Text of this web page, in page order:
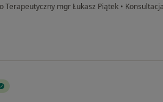
Terapeutyczny mgr Łukasz Piątek •